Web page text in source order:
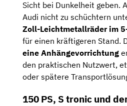
Sicht bei Dunkelheit geben.
Audi nicht zu schüchtern
Zoll-Leichtmetallräder im
für einen kräftigeren Stand.
eine Anhängevorrichtung
den praktischen Nutzwert,
oder spätere
150 PS, S tronic und